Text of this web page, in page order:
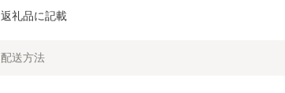
返礼品に記載
配送方法